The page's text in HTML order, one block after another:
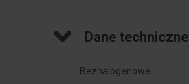
Dane techniczne
Bezhalogenowe